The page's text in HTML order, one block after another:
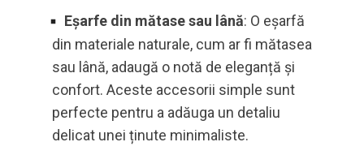
Eșarfe din mătase sau lână: O eșarfă
din materiale naturale, cum ar fi mătasea
sau lână, adaugă o notă de eleganță și
confort. Aceste accesorii simple sunt
perfecte pentru a adăuga un detaliu
delicat unei ținute minimaliste.